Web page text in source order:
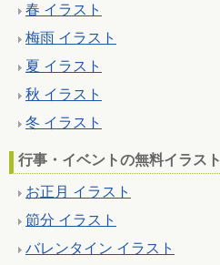
春 イラスト
梅雨 イラスト
夏 イラスト
秋 イラスト
冬 イラスト
行事・イベントの無料イラスト
お正月 イラスト
節分 イラスト
バレンタイン イラスト